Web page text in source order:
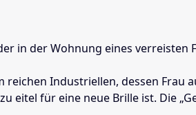
in der Wohnung eines
reichen Industriellen, dessen
eitel für eine neue Brille ist. Die